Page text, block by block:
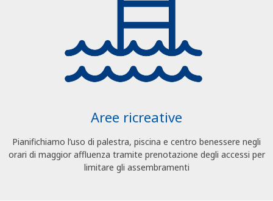
Aree ricreative
Pianifichiamo l’uso di palestra, piscina e centro benessere negli
orari di maggior affluenza tramite prenotazione degli accessi per
limitare gli assembramenti